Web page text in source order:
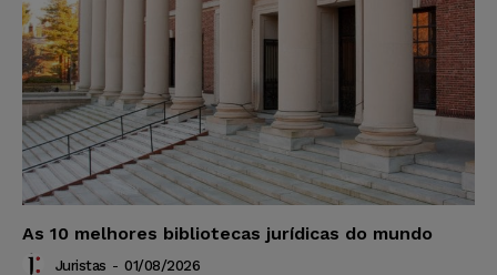
As 10 melhores bibliotecas jurídicas do mundo
Juristas - 01/08/2026